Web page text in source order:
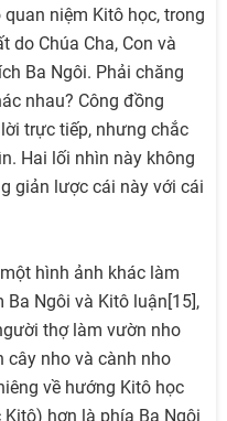
niệm Kitô học, trong
do Chúa Cha, Con và
Ba Ngôi. Phải chăng
nhau? Công đồng
trực tiếp, nhưng chắc
Hai lối nhìn này không
giản lược cái này với cái
hình ảnh khác làm
Ba Ngôi và Kitô luận[15],
thợ làm vườn nho
cây nho và cành nho
về hướng Kitô học
hơn là phía Ba Ngôi